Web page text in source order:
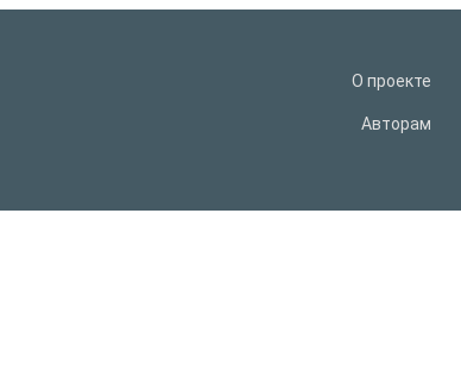
О проекте
Авторам